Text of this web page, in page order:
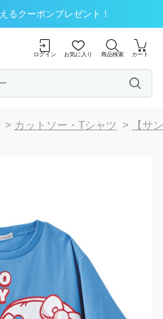
るクーポンプレゼント！
ログイン お気に入り 商品検索 カート
> カットソー・Tシャツ > 【サ